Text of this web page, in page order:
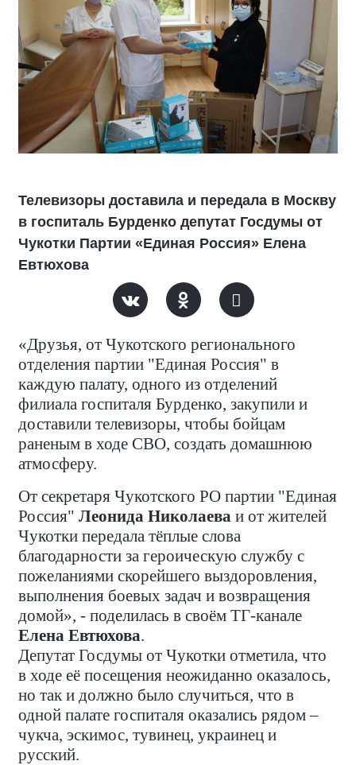
Телевизоры доставила и передала в Москву
в госпиталь Бурденко депутат Госдумы от
Чукотки Партии «Единая Россия» Елена
Евтюхова
«Друзья, от Чукотского регионального
отделения партии "Единая Россия" в
каждую палату, одного из отделений
филиала госпиталя Бурденко, закупили и
доставили телевизоры, чтобы бойцам
раненым в ходе СВО, создать домашнюю
атмосферу.
От секретаря Чукотского РО партии "Единая
Россия" Леонида Николаева и от жителей
Чукотки передала тёплые слова
благодарности за героическую службу с
пожеланиями скорейшего выздоровления,
выполнения боевых задач и возвращения
домой», - поделилась в своём ТГ-канале
Елена Евтюхова.
Депутат Госдумы от Чукотки отметила, что
в ходе её посещения неожиданно оказалось,
но так и должно было случиться, что в
одной палате госпиталя оказались рядом –
чукча, эскимос, тувинец, украинец и
русский.